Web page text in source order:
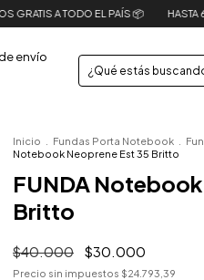
EL PAÍS 📦 HASTA 6 CUOTAS SIN
envío
Inicio Fundas Porta Notebook
Notebook Neoprene Est 35 Britto
FUNDA
Britto
$40.000 $30.000
Precio sin impuestos $24.793,39